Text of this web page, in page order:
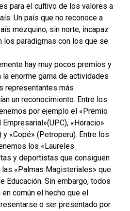
para el cultivo de los valores a
Un país que no reconoce a
mezquino, sin norte, incapaz
los paradigmas con los que se
hay muy pocos premios y
enorme gama de actividades
representantes más
un reconocimiento. Entre los
por ejemplo el «Premio
«Horacio»
«Copé» (Petroperu). Entre los
los «Laureles
y deportistas que consiguen
«Palmas Magisteriales» que
Educación. Sin embargo, todos
común el hecho que el
o ser presentado por